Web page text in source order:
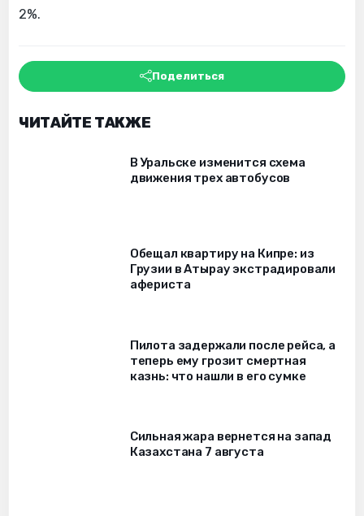
2%.
Поделиться
ЧИТАЙТЕ ТАКЖЕ
В Уральске изменится схема
движения трех автобусов
Обещал квартиру на Кипре: из
Грузии в Атырау экстрадировали
афериста
Пилота задержали после рейса, а
теперь ему грозит смертная
казнь: что нашли в его сумке
Сильная жара вернется на запад
Казахстана 7 августа